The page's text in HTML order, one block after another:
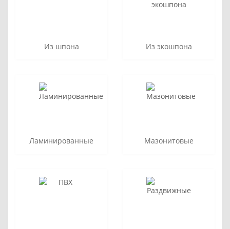
Из шпона Из экошпона
Ламинированные Мазонитовые